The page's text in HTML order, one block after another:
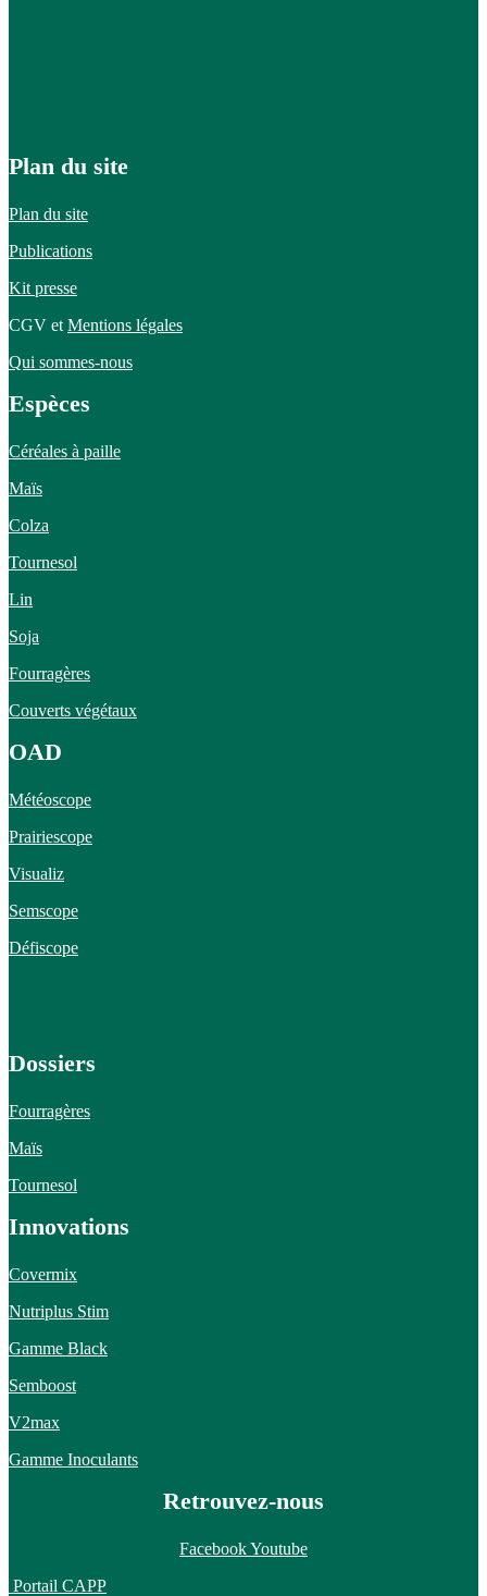
Plan du site
Plan du site
Publications
Kit presse
CGV et Mentions légales
Qui sommes-nous
Espèces
Céréales à paille
Maïs
Colza
Tournesol
Lin
Soja
Fourragères
Couverts végétaux
OAD
Météoscope
Prairiescope
Visualiz
Semscope
Défiscope
Dossiers
Fourragères
Maïs
Tournesol
Innovations
Covermix
Nutriplus Stim
Gamme Black
Semboost
V2max
Gamme Inoculants
Retrouvez-nous
FacebookYoutube
Portail CAPP